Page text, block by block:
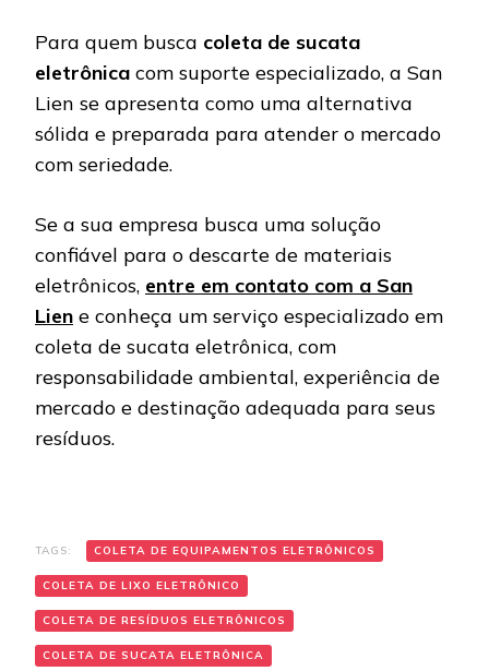
Para quem busca coleta de sucata
eletrônica com suporte especializado, a San
Lien se apresenta como uma alternativa
sólida e preparada para atender o mercado
com seriedade.
Se a sua empresa busca uma solução
confiável para o descarte de materiais
eletrônicos, entre em contato com a San
Lien e conheça um serviço especializado em
coleta de sucata eletrônica, com
responsabilidade ambiental, experiência de
mercado e destinação adequada para seus
resíduos.
TAGS: COLETA DE EQUIPAMENTOS ELETRÔNICOS
COLETA DE LIXO ELETRÔNICO
COLETA DE RESÍDUOS ELETRÔNICOS
COLETA DE SUCATA ELETRÔNICA